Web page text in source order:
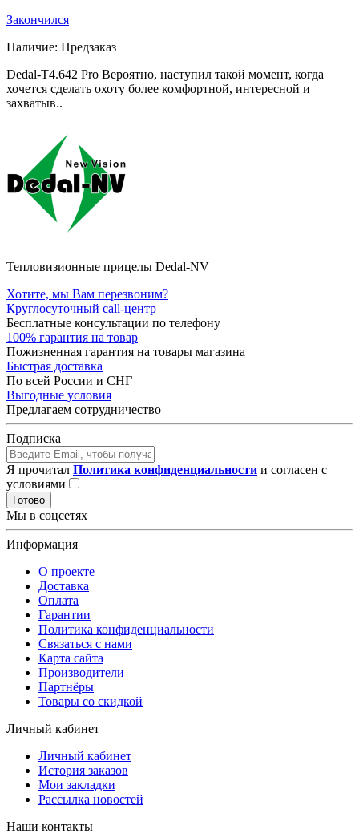
Закончился
Наличие: Предзаказ
Dedal-T4.642 Pro Вероятно, наступил такой момент, когда
хочется сделать охоту более комфортной, интересной и
захватыв..
Тепловизионные прицелы Dedal-NV
Хотите, мы Вам перезвоним?
Круглосуточный call-центр
Бесплатные консультации по телефону
100% гарантия на товар
Пожизненная гарантия на товары магазина
Быстрая доставка
По всей России и СНГ
Выгодные условия
Предлагаем сотрудничество
Подписка
Я прочитал Политика конфиденциальности и согласен с
условиями
Готово
Мы в соцсетях
Информация
О проекте
Доставка
Оплата
Гарантии
Политика конфиденциальности
Связаться с нами
Карта сайта
Производители
Партнёры
Товары со скидкой
Личный кабинет
Личный кабинет
История заказов
Мои закладки
Рассылка новостей
Наши контакты